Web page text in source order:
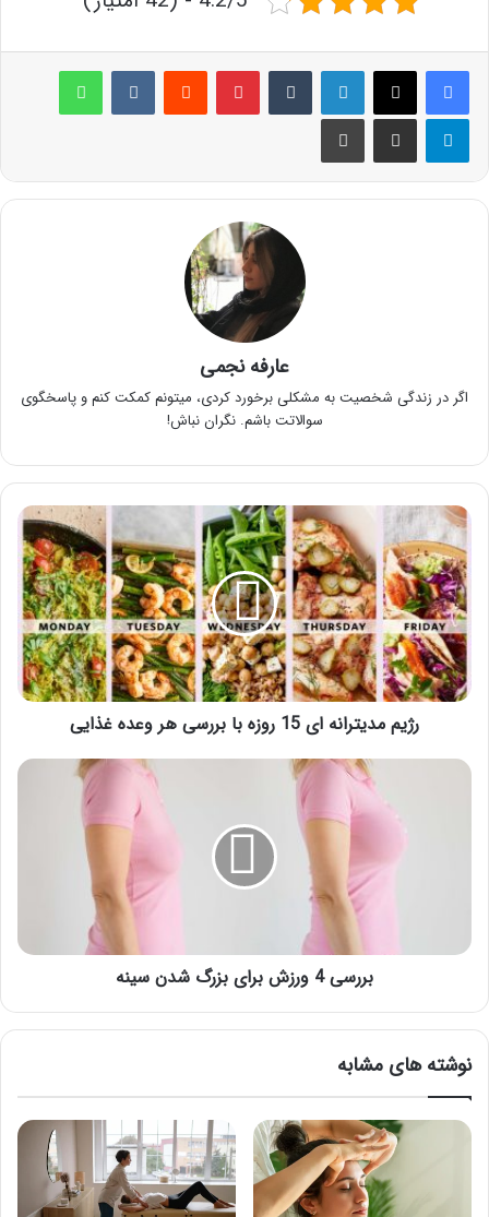
لینکدین ‫تامبلر پینترست‫رددیت ‫VKontakteواتس آپ
تلگرام اشتراک گذاری از طریق ایمیل چاپ
عارفه نجمی
اگر در زندگی شخصیت به مشکلی برخورد کردی، میتونم کمکت کنم و پاسخگوی
سوالاتت باشم. نگران نباش!
رژیم
مدیترانه
ای
15
روزه
با
بررسی
هر
وعده
رژیم مدیترانه ای 15 روزه با بررسی هر وعده غذایی
بررسی
بررسی 4 ورزش برای بزرگ شدن سينه
نوشته های مشابه